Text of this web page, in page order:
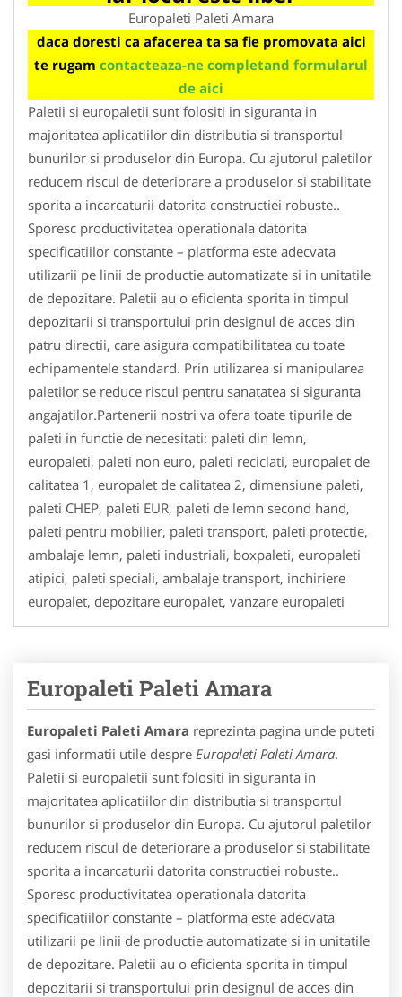
Europaleti Paleti Amara
daca doresti ca afacerea ta sa fie promovata aici
te rugam contacteaza-ne completand formularul
de aici
Paletii si europaletii sunt folositi in siguranta in
majoritatea aplicatiilor din distributia si transportul
bunurilor si produselor din Europa. Cu ajutorul paletilor
reducem riscul de deteriorare a produselor si stabilitate
sporita a incarcaturii datorita constructiei robuste..
Sporesc productivitatea operationala datorita
specificatiilor constante – platforma este adecvata
utilizarii pe linii de productie automatizate si in unitatile
de depozitare. Paletii au o eficienta sporita in timpul
depozitarii si transportului prin designul de acces din
patru directii, care asigura compatibilitatea cu toate
echipamentele standard. Prin utilizarea si manipularea
paletilor se reduce riscul pentru sanatatea si siguranta
angajatilor.Partenerii nostri va ofera toate tipurile de
paleti in functie de necesitati: paleti din lemn,
europaleti, paleti non euro, paleti reciclati, europalet de
calitatea 1, europalet de calitatea 2, dimensiune paleti,
paleti CHEP, paleti EUR, paleti de lemn second hand,
paleti pentru mobilier, paleti transport, paleti protectie,
ambalaje lemn, paleti industriali, boxpaleti, europaleti
atipici, paleti speciali, ambalaje transport, inchiriere
europalet, depozitare europalet, vanzare europaleti
Europaleti Paleti Amara
Europaleti Paleti Amara reprezinta pagina unde puteti
gasi informatii utile despre Europaleti Paleti Amara.
Paletii si europaletii sunt folositi in siguranta in
majoritatea aplicatiilor din distributia si transportul
bunurilor si produselor din Europa. Cu ajutorul paletilor
reducem riscul de deteriorare a produselor si stabilitate
sporita a incarcaturii datorita constructiei robuste..
Sporesc productivitatea operationala datorita
specificatiilor constante – platforma este adecvata
utilizarii pe linii de productie automatizate si in unitatile
de depozitare. Paletii au o eficienta sporita in timpul
depozitarii si transportului prin designul de acces din